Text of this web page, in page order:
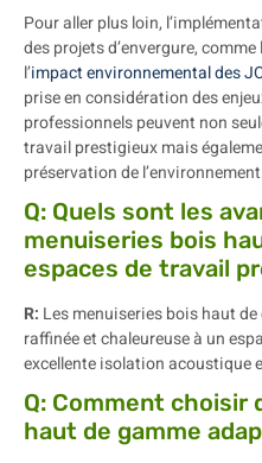
Pour aller plus loin,
des projets d’envergure,
l’impact environnemental des
prise en considération des
professionnels peuvent non
travail prestigieux mais
préservation de
Q: Quels sont les
menuiseries bois
espaces de travail
R: Les menuiseries bois haut
raffinée et chaleureuse à un
excellente isolation acoustique
Q: Comment choisir
haut de gamme